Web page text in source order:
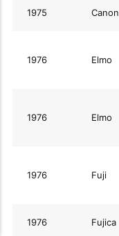
1975 Canon
1976 Elmo
1976 Elmo
1976 Fuji
1976 Fujica